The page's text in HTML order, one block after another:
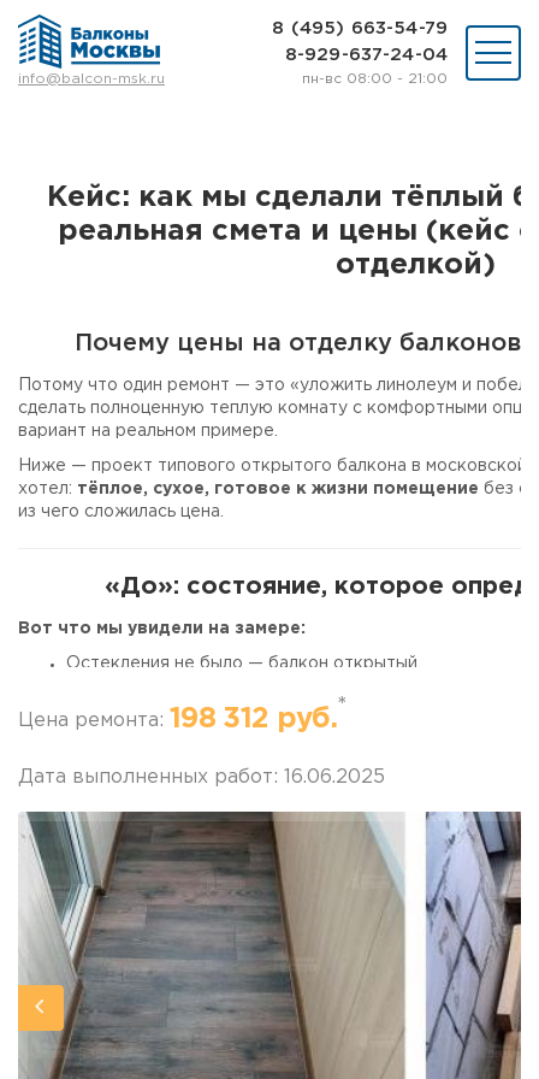
info@balcon-msk.ru
8 (495) 663-54-79
8-929-637-24-04
пн-вс 08:00 - 21:00
Отделка
Виды остекления
8 (495) 663-54-79
8-929-637-24-04
Кейс: как мы сделали тёплый
реальная смета и цены (кейс
отделкой)
Почему цены на отделку балконов
Потому что один ремонт — это «уложить линолеум и
сделать полноценную теплую комнату с комфортными
вариант на реальном примере.
Ниже — проект типового открытого балкона в московской
хотел: тёплое, сухое, готовое к жизни помещение без
из чего сложилась цена.
«До»: состояние, которое
Вот что мы увидели на замере:
Остекления не было — балкон открытый.
Потёки от дождя и снега.
Углы с признаками сырости и начинающегося грибка.
Влияние на смету:
потребовалась полноценная
антигрибковая обработка, сушка влажных зон. Это не
этого через год вся отделка пошла бы волнами и запахом
Задача клиента
Получить круглогодичное тёплое помещение. Без
Бюджет — средний, но с расчётом на долговечность.
Разбор сметы: этапы и
Цена ремонта: 198 312 руб.*
Дата выполненных работ: 16.06.2025